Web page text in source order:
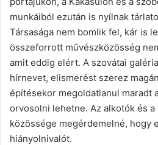
munkáiból ezután is nyílnak
Társasága nem bomlik fel, kár is
összeforrott művészközösség
amit eddig elért. A szovátai
hírnevet, elismerést szerez
építésekor megoldatlanul maradt
orvosolni lehetne. Az alkotók és
közössége megérdemelné, hogy
hiányolnivalót.